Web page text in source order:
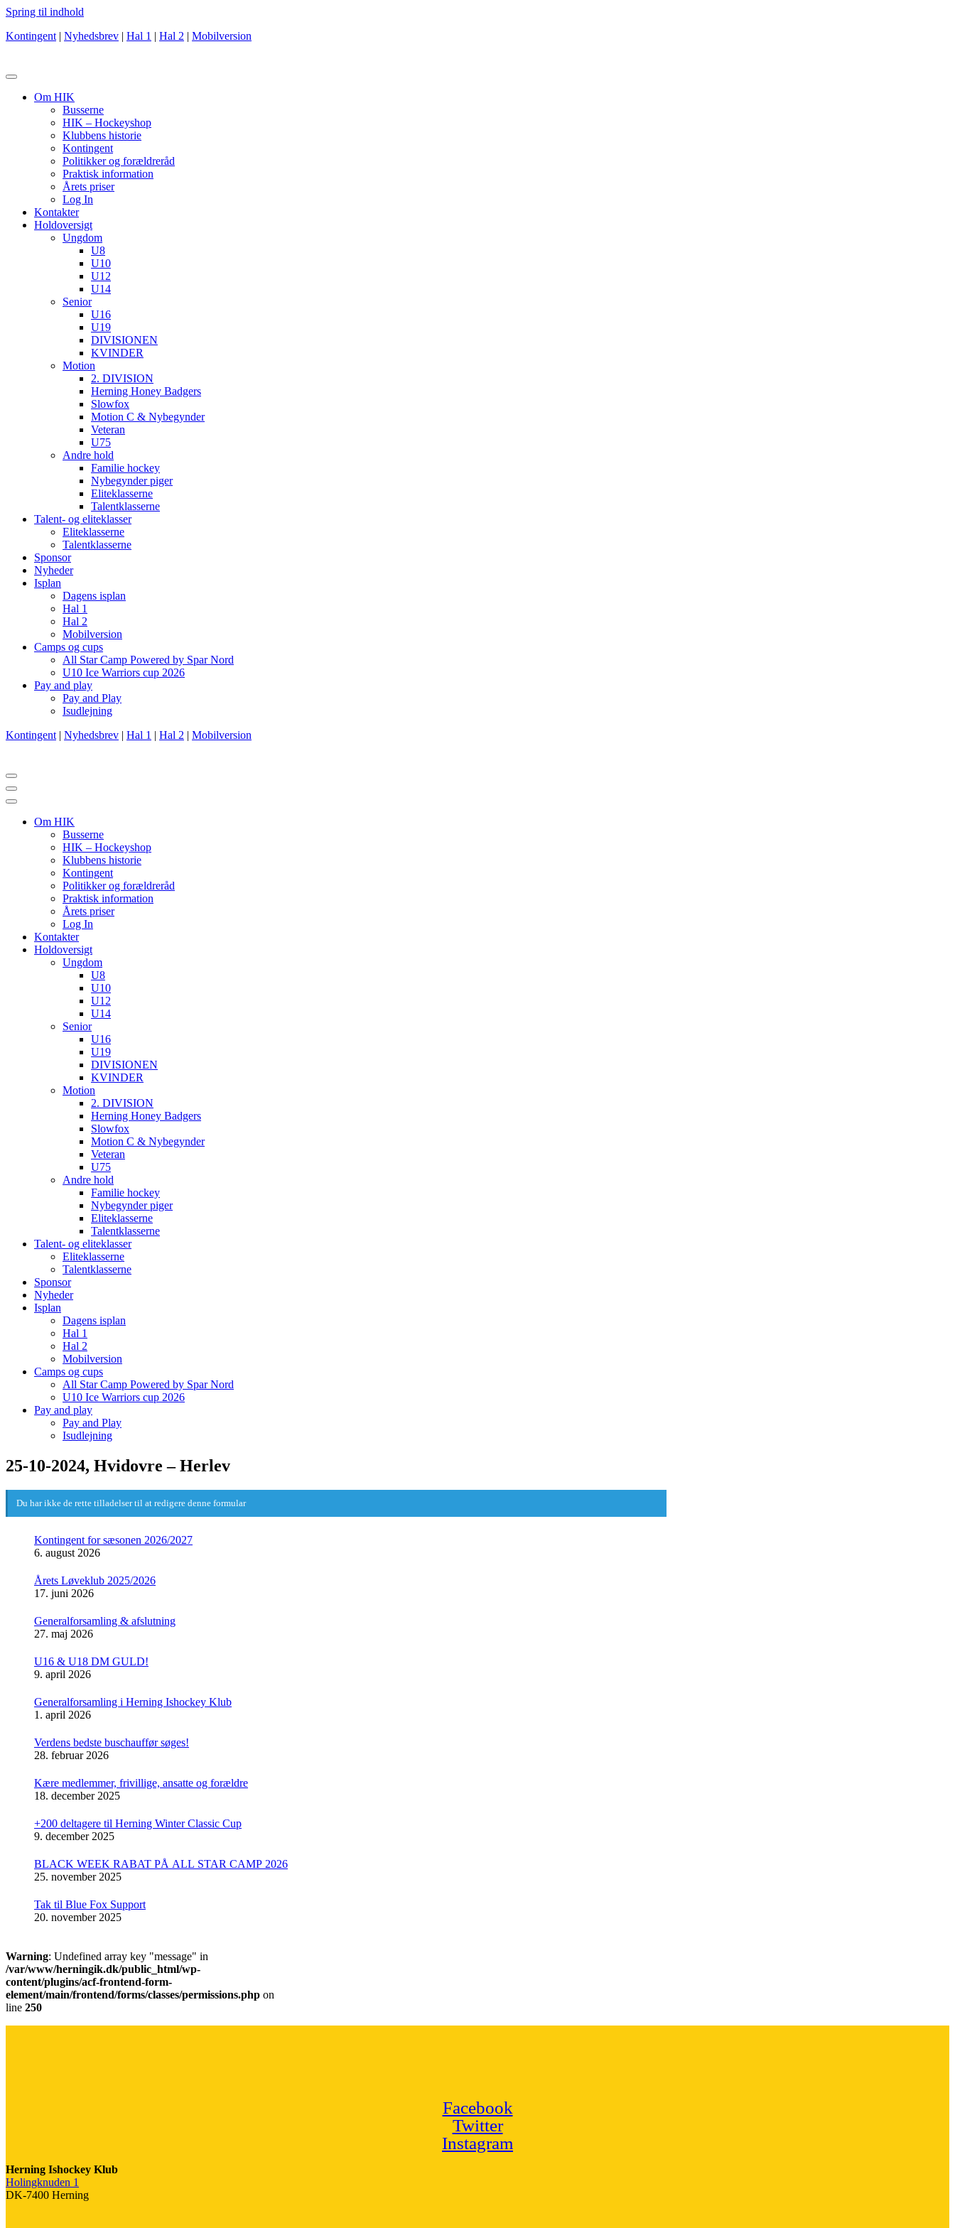
Spring til indhold
Kontingent | Nyhedsbrev | Hal 1 | Hal 2 | Mobilversion
Om HIK
Busserne
HIK – Hockeyshop
Klubbens historie
Kontingent
Politikker og forældreråd
Praktisk information
Årets priser
Log In
Kontakter
Holdoversigt
Ungdom
U8
U10
U12
U14
Senior
U16
U19
DIVISIONEN
KVINDER
Motion
2. DIVISION
Herning Honey Badgers
Slowfox
Motion C & Nybegynder
Veteran
U75
Andre hold
Familie hockey
Nybegynder piger
Eliteklasserne
Talentklasserne
Talent- og eliteklasser
Eliteklasserne
Talentklasserne
Sponsor
Nyheder
Isplan
Dagens isplan
Hal 1
Hal 2
Mobilversion
Camps og cups
All Star Camp Powered by Spar Nord
U10 Ice Warriors cup 2026
Pay and play
Pay and Play
Isudlejning
Kontingent | Nyhedsbrev | Hal 1 | Hal 2 | Mobilversion
Navigation
menu
Navigation
menu
Om HIK
Busserne
HIK – Hockeyshop
Klubbens historie
Kontingent
Politikker og forældreråd
Praktisk information
Årets priser
Log In
Kontakter
Holdoversigt
Ungdom
U8
U10
U12
U14
Senior
U16
U19
DIVISIONEN
KVINDER
Motion
2. DIVISION
Herning Honey Badgers
Slowfox
Motion C & Nybegynder
Veteran
U75
Andre hold
Familie hockey
Nybegynder piger
Eliteklasserne
Talentklasserne
Talent- og eliteklasser
Eliteklasserne
Talentklasserne
Sponsor
Nyheder
Isplan
Dagens isplan
Hal 1
Hal 2
Mobilversion
Camps og cups
All Star Camp Powered by Spar Nord
U10 Ice Warriors cup 2026
Pay and play
Pay and Play
Isudlejning
25-10-2024, Hvidovre – Herlev
Du har ikke de rette tilladelser til at redigere denne formular
Kontingent for sæsonen 2026/2027
6. august 2026
Årets Løveklub 2025/2026
17. juni 2026
Generalforsamling & afslutning
27. maj 2026
U16 & U18 DM GULD!
9. april 2026
Generalforsamling i Herning Ishockey Klub
1. april 2026
Verdens bedste buschauffør søges!
28. februar 2026
Kære medlemmer, frivillige, ansatte og forældre
18. december 2025
+200 deltagere til Herning Winter Classic Cup
9. december 2025
BLACK WEEK RABAT PÅ ALL STAR CAMP 2026
25. november 2025
Tak til Blue Fox Support
20. november 2025
Warning: Undefined array key "message" in
/var/www/herningik.dk/public_html/wp-
content/plugins/acf-frontend-form-
element/main/frontend/forms/classes/permissions.php on
line 250
Facebook
Twitter
Instagram
Herning Ishockey Klub
Holingknuden 1
DK-7400 Herning